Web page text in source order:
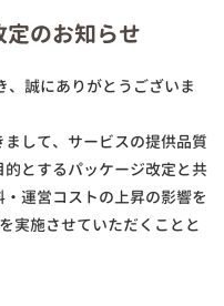
のお知らせ
、誠にありがとうございま
して、サービスの提供品質
とするパッケージ改定と共
運営コストの上昇の影響を
実施させていただくことと